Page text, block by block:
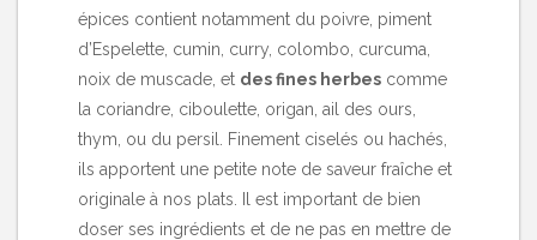
épices contient notamment du poivre, piment
d’Espelette, cumin, curry, colombo, curcuma,
noix de muscade, et des fines herbes comme
la coriandre, ciboulette, origan, ail des ours,
thym, ou du persil. Finement ciselés ou hachés,
ils apportent une petite note de saveur fraîche et
originale à nos plats. Il est important de bien
doser ses ingrédients et de ne pas en mettre de